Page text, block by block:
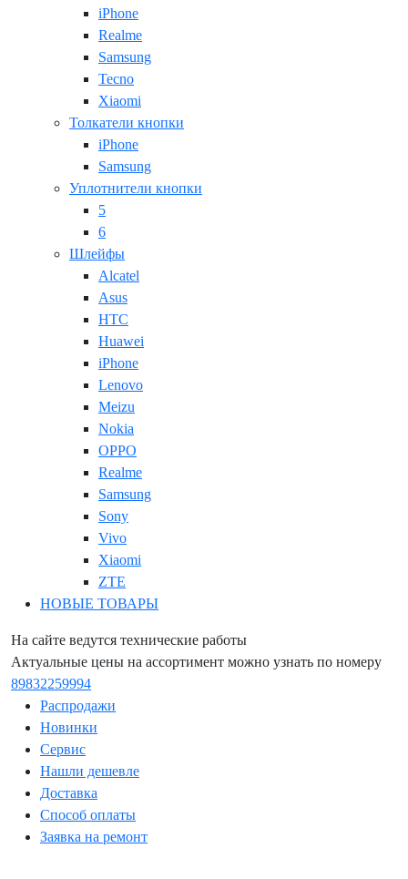
iPhone
Realme
Samsung
Tecno
Xiaomi
Толкатели кнопки
iPhone
Samsung
Уплотнители кнопки
5
6
Шлейфы
Alcatel
Asus
HTC
Huawei
iPhone
Lenovo
Meizu
Nokia
OPPO
Realme
Samsung
Sony
Vivo
Xiaomi
ZTE
НОВЫЕ ТОВАРЫ
На сайте ведутся технические работы
Актуальные цены на ассортимент можно узнать по номеру
89832259994
Распродажи
Новинки
Сервис
Нашли дешевле
Доставка
Способ оплаты
Заявка на ремонт